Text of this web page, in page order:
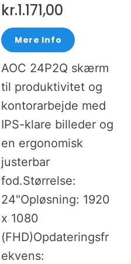
kr.1.171,00
Mere Info
AOC 24P2Q skærm
til produktivitet og
kontorarbejde med
IPS-klare billeder og
en ergonomisk
justerbar
fod.Størrelse:
24"Opløsning: 1920
x 1080
(FHD)Opdateringsfr
ekvens: